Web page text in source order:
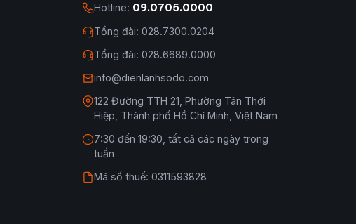
Hotline: 09.0705.0000
Tổng đài: 028.7300.0204
Tổng đài: 028.6689.0000
info@dienlanhsodo.com
122 Đường TTH 21, Phường Tân Thới
Hiệp, Thành phố Hồ Chí Minh, Việt Nam
7:30 đến 19:30, tất cả các ngày trong
tuần
Mã số thuế: 0311593828